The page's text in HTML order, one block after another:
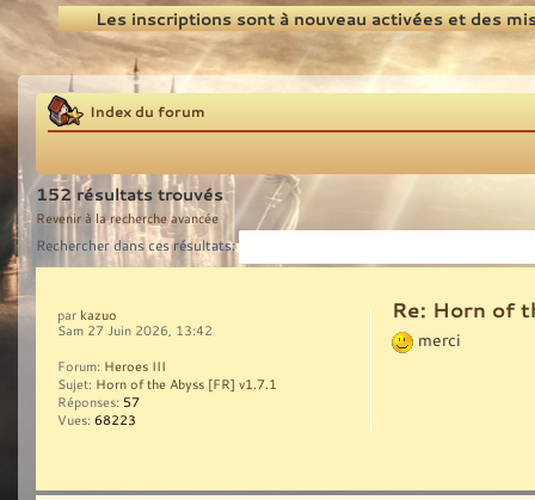
Les inscriptions sont à nouveau activées et des
Index du forum
152 résultats trouvés
Revenir à la recherche avancée
Rechercher dans ces résultats:
Re: Horn of
merci
par kazuo
Sam 27 Juin 2026, 13:42
Forum: Heroes III
Sujet: Horn of the Abyss [FR] v1.7.1
Réponses: 57
Vues: 68223